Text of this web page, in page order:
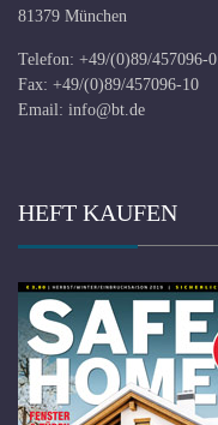
81379 München
Telefon: +49/(0)89/457096-0
Fax: +49/(0)89/457096-10
Email: info@bt.de
HEFT KAUFEN